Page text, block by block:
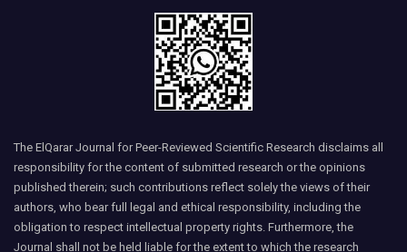
The ElQarar Journal for Peer-Reviewed Scientific Research disclaims all
responsibility for the content of submitted research or the opinions
published therein; such contributions reflect solely the views of their
authors, who bear full legal and ethical responsibility, including the
obligation to respect intellectual property rights. Furthermore, the
Journal shall not be held liable for the extent to which the research